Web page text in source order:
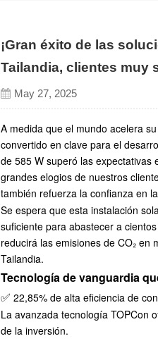
¡Gran éxito de las
Tailandia, clientes muy
May 27, 2025
A medida que el mundo acelera
convertido en clave para el
de 585 W superó las expectativas
grandes elogios de nuestros
también refuerza la confianza en
Se espera que esta instalación
suficiente para abastecer a
reducirá las emisiones de CO₂
Tailandia.
Tecnología de vanguardia
✅ 22,85% de alta eficiencia de
La avanzada tecnología TOPCon
de la inversión.